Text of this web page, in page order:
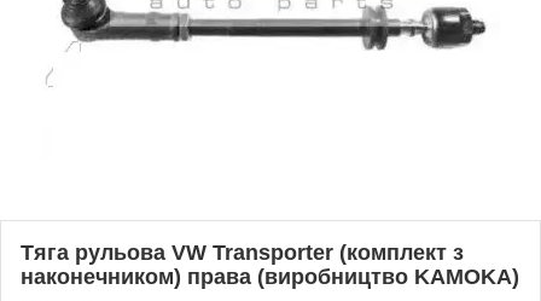
Тяга рульова VW Transporter (комплект з
наконечником) права (виробництво KAMOKA)